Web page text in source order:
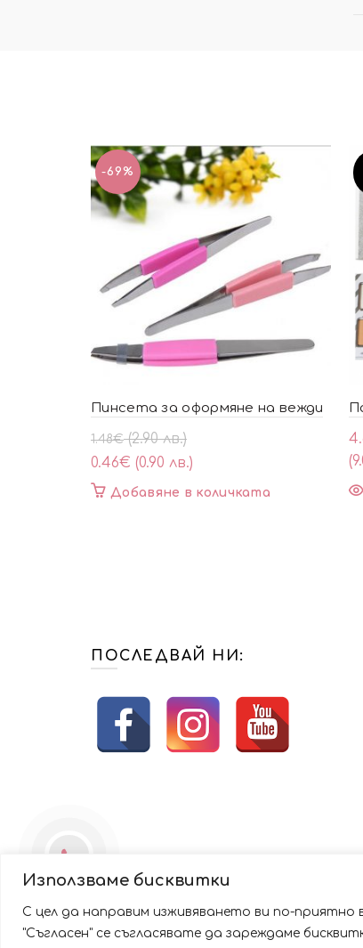
Използваме бисквитки
С цел да направим изживяването ви по-приятно
"Съгласен" се съгласявате да зареждаме
-69%
Пинсета за оформяне на вежди
1.48€ (2.90 лв.)
Original
price
was:
1.48€
0.46€ (0.90 лв.)
Текущата
цена
е:
0.46€
Добавяне в количката
ПОСЛЕДВАЙ НИ:
Използваме бисквитки за да подобрим вашата